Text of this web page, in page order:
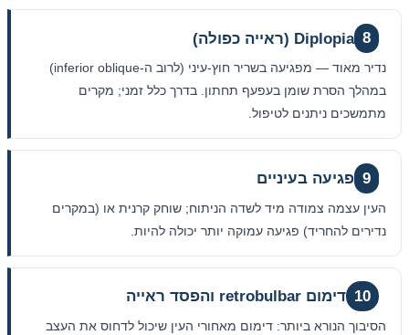
8 Diplopia (ראייה כפולה)
נדיר מאוד — מפגיעה בשריר חוץ-עיני (לרוב ה-inferior oblique)
במהלך הסרת שומן בעפעף תחתון. בדרך כלל זמני; מקרים
מתמשכים ניתנים לטיפול.
9 פגיעה בעיניים
העין עצמה צמודה מיד לשדה הניתוח; שוחק קרנית או (במקרים
נדירים להחריד) פגיעה עמוקה יותר יכולה להיות.
10 דימום retrobulbar והפסד ראייה
הסיבוך הנורא ביותר: דימום מאחורי העין שיכול לדחוס את העצב